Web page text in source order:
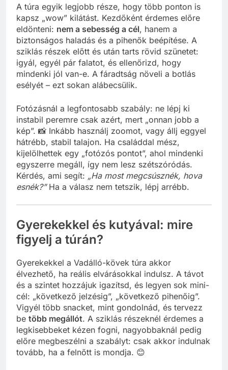
A túra egyik legjobb része, hogy több ponton is
kapsz „wow” kilátást. Kezdőként érdemes előre
eldönteni: nem a sebesség a cél, hanem a
biztonságos haladás és a pihenők beépítése. A
sziklás részek előtt és után tarts rövid szünetet:
igyál, egyél pár falatot, és ellenőrizd, hogy
mindenki jól van-e. A fáradtság növeli a botlás
esélyét – ezt sokan alábecsülik.
Fotózásnál a legfontosabb szabály: ne lépj ki
instabil peremre csak azért, mert „onnan jobb a
kép”. 📸 Inkább használj zoomot, vagy állj eggyel
hátrébb, stabil talajon. Ha családdal mész,
kijelölhettek egy „fotózós pontot”, ahol mindenki
egyszerre megáll, így nem lesz szétszóródás.
Kérdés, ami segít: „Ha most megcsúsznék, hova
esnék?”Ha a válasz nem tetszik, lépj arrébb.
Gyerekekkel és kutyával: mire
figyelj a túrán?
Gyerekekkel a Vadálló-kövek túra akkor
élvezhető, ha reális elvárásokkal indulsz. A távot
és a szintet hozzájuk igazítsd, és legyen sok mini-
cél: „következő jelzésig”, „következő pihenőig”.
Vigyél több snacket, mint gondolnád, és tervezz
be több megállót. A sziklás részeknél érdemes a
legkisebbeket kézen fogni, nagyobbaknál pedig
előre megbeszélni a szabályt: csak akkor indulnak
tovább, ha a felnőtt is mondja. 😊